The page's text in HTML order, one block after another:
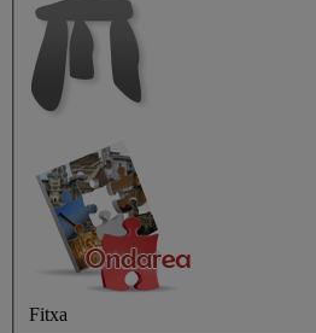
Fitxa